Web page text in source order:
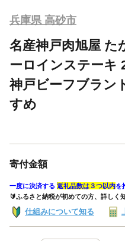
兵庫県 高砂市
名産神戸肉旭屋 た
ーロインステーキ
神戸ビーフブラン
すめ
寄付金額
一度に決済する 返礼品数は３つ以内を
🔰ふるさと納税が初めての方、詳しく
仕組みについて知る